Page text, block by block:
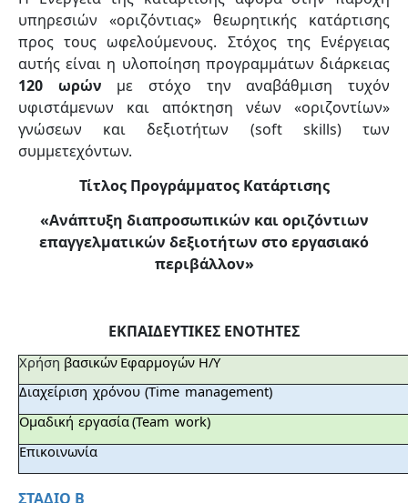
υπηρεσιών «οριζόντιας» θεωρητικής κατάρτισης
προς τους ωφελούμενους. Στόχος της Ενέργειας
αυτής είναι η υλοποίηση προγραμμάτων διάρκειας
120 ωρών με στόχο την αναβάθμιση τυχόν
υφιστάμενων και απόκτηση νέων «οριζοντίων»
γνώσεων και δεξιοτήτων (soft skills) των
συμμετεχόντων.
Τίτλος Προγράμματος Κατάρτισης
«Ανάπτυξη διαπροσωπικών και οριζόντιων
επαγγελματικών δεξιοτήτων στο εργασιακό
περιβάλλον»
ΕΚΠΑΙΔΕΥΤΙΚΕΣ ΕΝΟΤΗΤΕΣ
Χρήση βασικών Εφαρμογών Η/Υ
Διαχείριση χρόνου (Time management)
Ομαδική εργασία(Team work)
Επικοινωνία
ΣΤΑΔΙΟ Β